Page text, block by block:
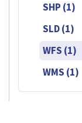
SHP (1)
SLD (1)
WFS (1)
WMS (1)